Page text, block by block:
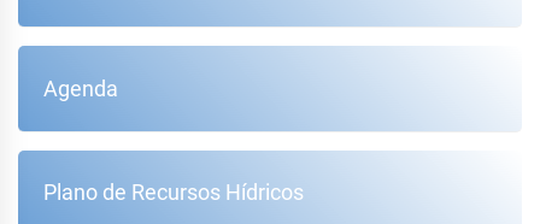
Agenda
Plano de Recursos Hídricos